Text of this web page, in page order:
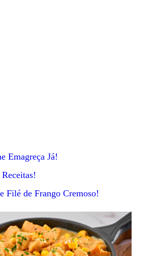
Emagreça Já!
Filé de Frango Cremoso!